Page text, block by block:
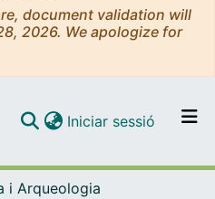
document validation will
2026. We apologize for
Navega per tot el DD
Iniciar sessió (current)
i Arqueologia